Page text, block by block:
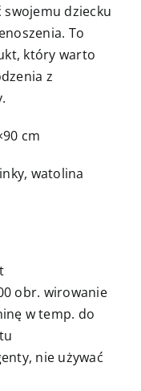
dziecku
To
który warto
z
cm
watolina
obr. wirowanie
w temp. do
nie używać